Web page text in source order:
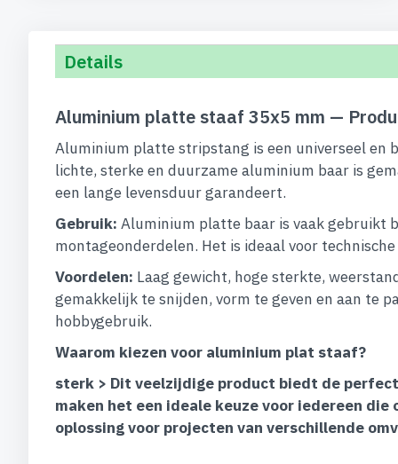
de
afbeeldingen-
Details
Aluminium platte staaf 35x5 mm —
Aluminium platte stripstang is een universeel en
lichte, sterke en duurzame aluminium baar is
een lange levensduur garandeert.
Gebruik: Aluminium platte baar is vaak gebruikt
montageonderdelen. Het is ideaal voor
Voordelen: Laag gewicht, hoge sterkte,
gemakkelijk te snijden, vorm te geven en aan te
hobbygebruik.
Waarom kiezen voor aluminium plat staaf?
sterk > Dit veelzijdige product biedt de
maken het een ideale keuze voor iedereen
oplossing voor projecten van verschillende